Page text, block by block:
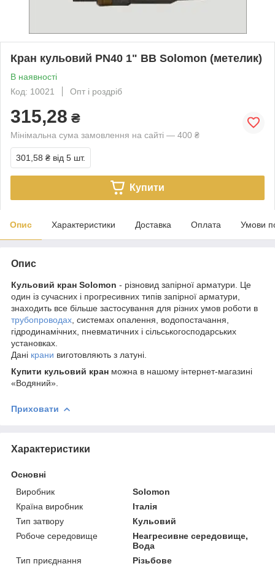
Кран кульовий PN40 1" ВВ Solomon (метелик)
В наявності
Код: 10021
Опт і роздріб
315,28 ₴
Мінімальна сума замовлення на сайті — 400 ₴
301,58 ₴ від 5 шт.
Купити
Опис Характеристики Доставка Оплата Умови
Опис
Кульовий кран Solomon - різновид запірної арматури. Це
один із сучасних і прогресивних типів запірної арматури,
знаходить все більше застосування для різних умов роботи в
трубопроводах , системах опалення, водопостачання,
гідродинамічних, пневматичних і сільськогосподарських
установках.
Дані крани виготовляють з латуні.
Купити кульовий кран можна в нашому інтернет-магазині
«Водяний».
Приховати
Характеристики
Основні
Виробник
Solomon
Країна виробник
Італія
Тип затвору
Кульовий
Робоче середовище
Неагресивне середовище,
Вода
Тип приєднання
Різьбове